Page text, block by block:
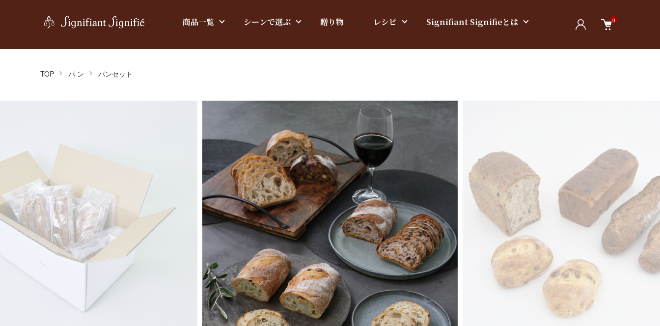
商品一覧 シーンで選ぶ 贈り物 レシピ Signifiant Signifieとは 0
TOP パ ン パンセット